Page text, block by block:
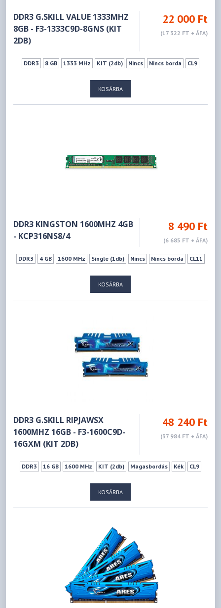
DDR3 G.SKILL VALUE 1333MHZ
8GB - F3-1333C9D-8GNS (KIT
2DB)
22 000 Ft
(17 322 FT + ÁFA)
DDR3 8 GB 1333 MHz KIT (2db) Nincs Nincs borda CL9
KOSÁRBA
DDR3 KINGSTON 1600MHZ 4GB
- KCP316NS8/4
8 490 Ft
(6 685 FT + ÁFA)
DDR3 4 GB 1600 MHz Single (1db) Nincs Nincs borda CL11
KOSÁRBA
DDR3 G.SKILL RIPJAWSX
1600MHZ 16GB - F3-1600C9D-
16GXM (KIT 2DB)
48 240 Ft
(37 984 FT + ÁFA)
DDR3 16 GB 1600 MHz KIT (2db) Magasbordás Kék CL9
KOSÁRBA